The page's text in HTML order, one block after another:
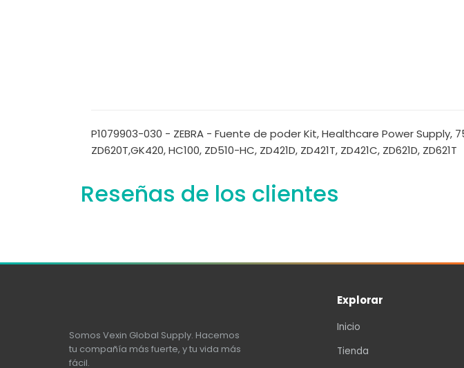
P1079903-030 - ZEBRA - Fuente de poder Kit, Healthcare Power Supply,
ZD620T,GK420, HC100, ZD510-HC, ZD421D, ZD421T, ZD421C, ZD621D, ZD621T
Reseñas de los clientes
Somos Vexin Global Supply. Hacemos
tu compañía más fuerte, y tu vida más
fácil.
Explorar
Inicio
Tienda